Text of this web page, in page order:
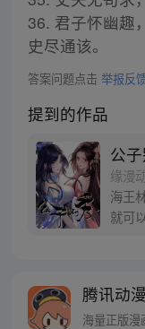
36. 君子怀幽趣
史尽通该。
答案问题点击 举报反
提到的作品
公
缘漫
海王
就可
腾讯动
海量正版漫